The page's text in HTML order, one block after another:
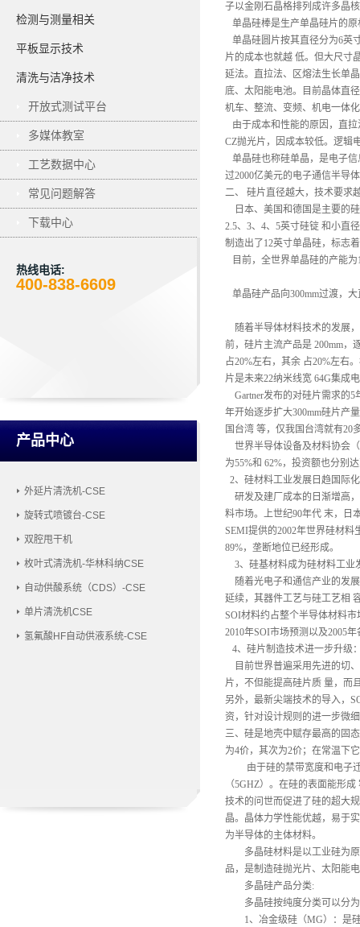
检测与测量相关
平板显示技术
清洗与洁净技术
开放式测试平台
多媒体教室
工艺数据中心
常见问题解答
下载中心
热线电话:
400-838-6609
产品中心
外延片清洗机-CSE
旋转式喷镀台-CSE
双腔甩干机
枚叶式清洗机-华林科纳CSE
自动供酸系统（CDS）-CSE
单片清洗机CSE
氢氟酸HF自动供液系统-CSE
子以金刚石晶格排列成许多晶
单晶硅棒是生产单晶硅片的
单晶硅圆片按其直径分为6英
片的成本也就越 低。但大尺寸
延法。直拉法、区熔法生长单
底、太阳能电池。目前晶体直
机车、整流、变频、机电一体
由于成本和性能的原因，直
CZ抛光片，因成本较低。逻辑
单晶硅也称硅单晶，是电子
过2000亿美元的电子通信半导
二、
硅片直径越大，技术要求
日本、美国和德国是主要的
2.5、3、4、5英寸硅锭 和小直
制造出了12英寸单晶硅，标志
目前，全世界单晶硅的产能为
单晶硅产品向300mm过渡，
随着半导体材料技术的发展
前，硅片主流产品是 200mm，
占20%左右，其余 占20%左右
片是未来22纳米线宽 64G集成
Gartner发布的对硅片需求的5
年开始逐步扩大300mm硅片产
国台湾 等，仅我国台湾就有20
世界半导体设备及材料协会（
为55%和 62%，投资额也分别
2、硅材料工业发展日趋国际
研发及建厂成本的日渐增高
料市场。上世纪90年代 末，日
SEMI提供的2002年世界硅材料
89%，垄断地位已经形成。
3、硅基材料成为硅材料工业
随着光电子和通信产业的发
延续，其器件工艺与硅工艺相
SOI材料约占整个半导体材料市
2010年SOI市场预测以及2005
4、硅片制造技术进一步升级
目前世界普遍采用先进的切
片，不但能提高硅片质 量，而
另外，最新尖端技术的导入，
资，针对设计规则的进一步微
三、硅是地壳中赋存最高的固
为4价，其次为2价；在常温下
由于硅的禁带宽度和电子
（5GHZ）。在硅的表面能形
技术的问世而促进了硅的超大
晶。晶体力学性能优越，易于
为半导体的主体材料。
多晶硅材料是以工业硅为原
品，是制造硅抛光片、太阳能
多晶硅产品分类:
多晶硅按纯度分类可以分为
1、冶金级硅（MG）：是